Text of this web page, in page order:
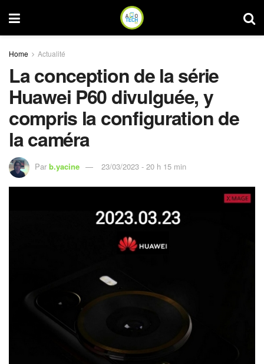
Home Actualité
La conception de la série
Huawei P60 divulguée, y
compris la configuration de
la caméra
Par b.yacine 23/03/2023 - 20 h 15 min